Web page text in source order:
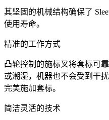
其坚固的机械结构确保了
使用寿命。
精准的工作方式
凸轮控制的施标叉将套标可
或潮湿，机器也不会受到干
完美施加套标。
简洁灵活的技术